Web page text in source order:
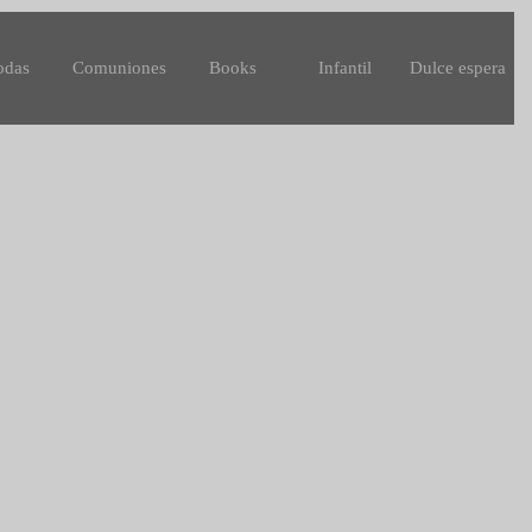
Comuniones Books Infantil Dulce espera